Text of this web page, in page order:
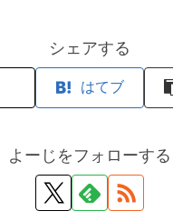
シェアする
はてブ
よーじをフォローする